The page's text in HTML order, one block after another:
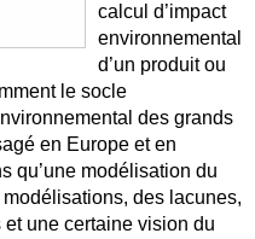
calcul d’impact
environnemental
d’un produit ou
le socle
des grands
en Europe et en
qu’une modélisation du
des lacunes,
une certaine vision du